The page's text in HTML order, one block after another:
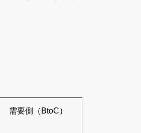
需要側（BtoC）